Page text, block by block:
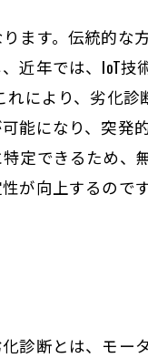
ます。伝統的
近年では、IoT
により、劣化
能になり、突
定できるため、
が向上するので
診断とは、モ